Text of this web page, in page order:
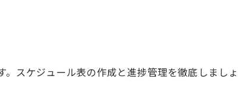
スケジュール表の作成と進捗管理を徹底しまし